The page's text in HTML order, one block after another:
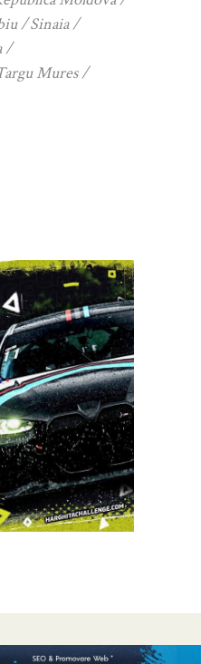
Sinaia
Mures